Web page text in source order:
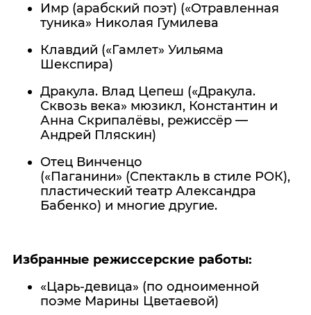
Имр (арабский поэт) («Отравленная
туника» Николая Гумилева
Клавдий («Гамлет» Уильяма
Шекспира)
Дракула. Влад Цепеш («Дракула.
Сквозь века» мюзикл, Константин и
Анна Скрипалёвы, режиссёр —
Андрей Пляскин)
Отец Винченцо
(«Паганини» (Спектакль в стиле РОК),
пластический театр Александра
Бабенко) и многие другие.
Избранные режиссерские работы:
«Царь-девица» (по одноименной
поэме Марины Цветаевой)